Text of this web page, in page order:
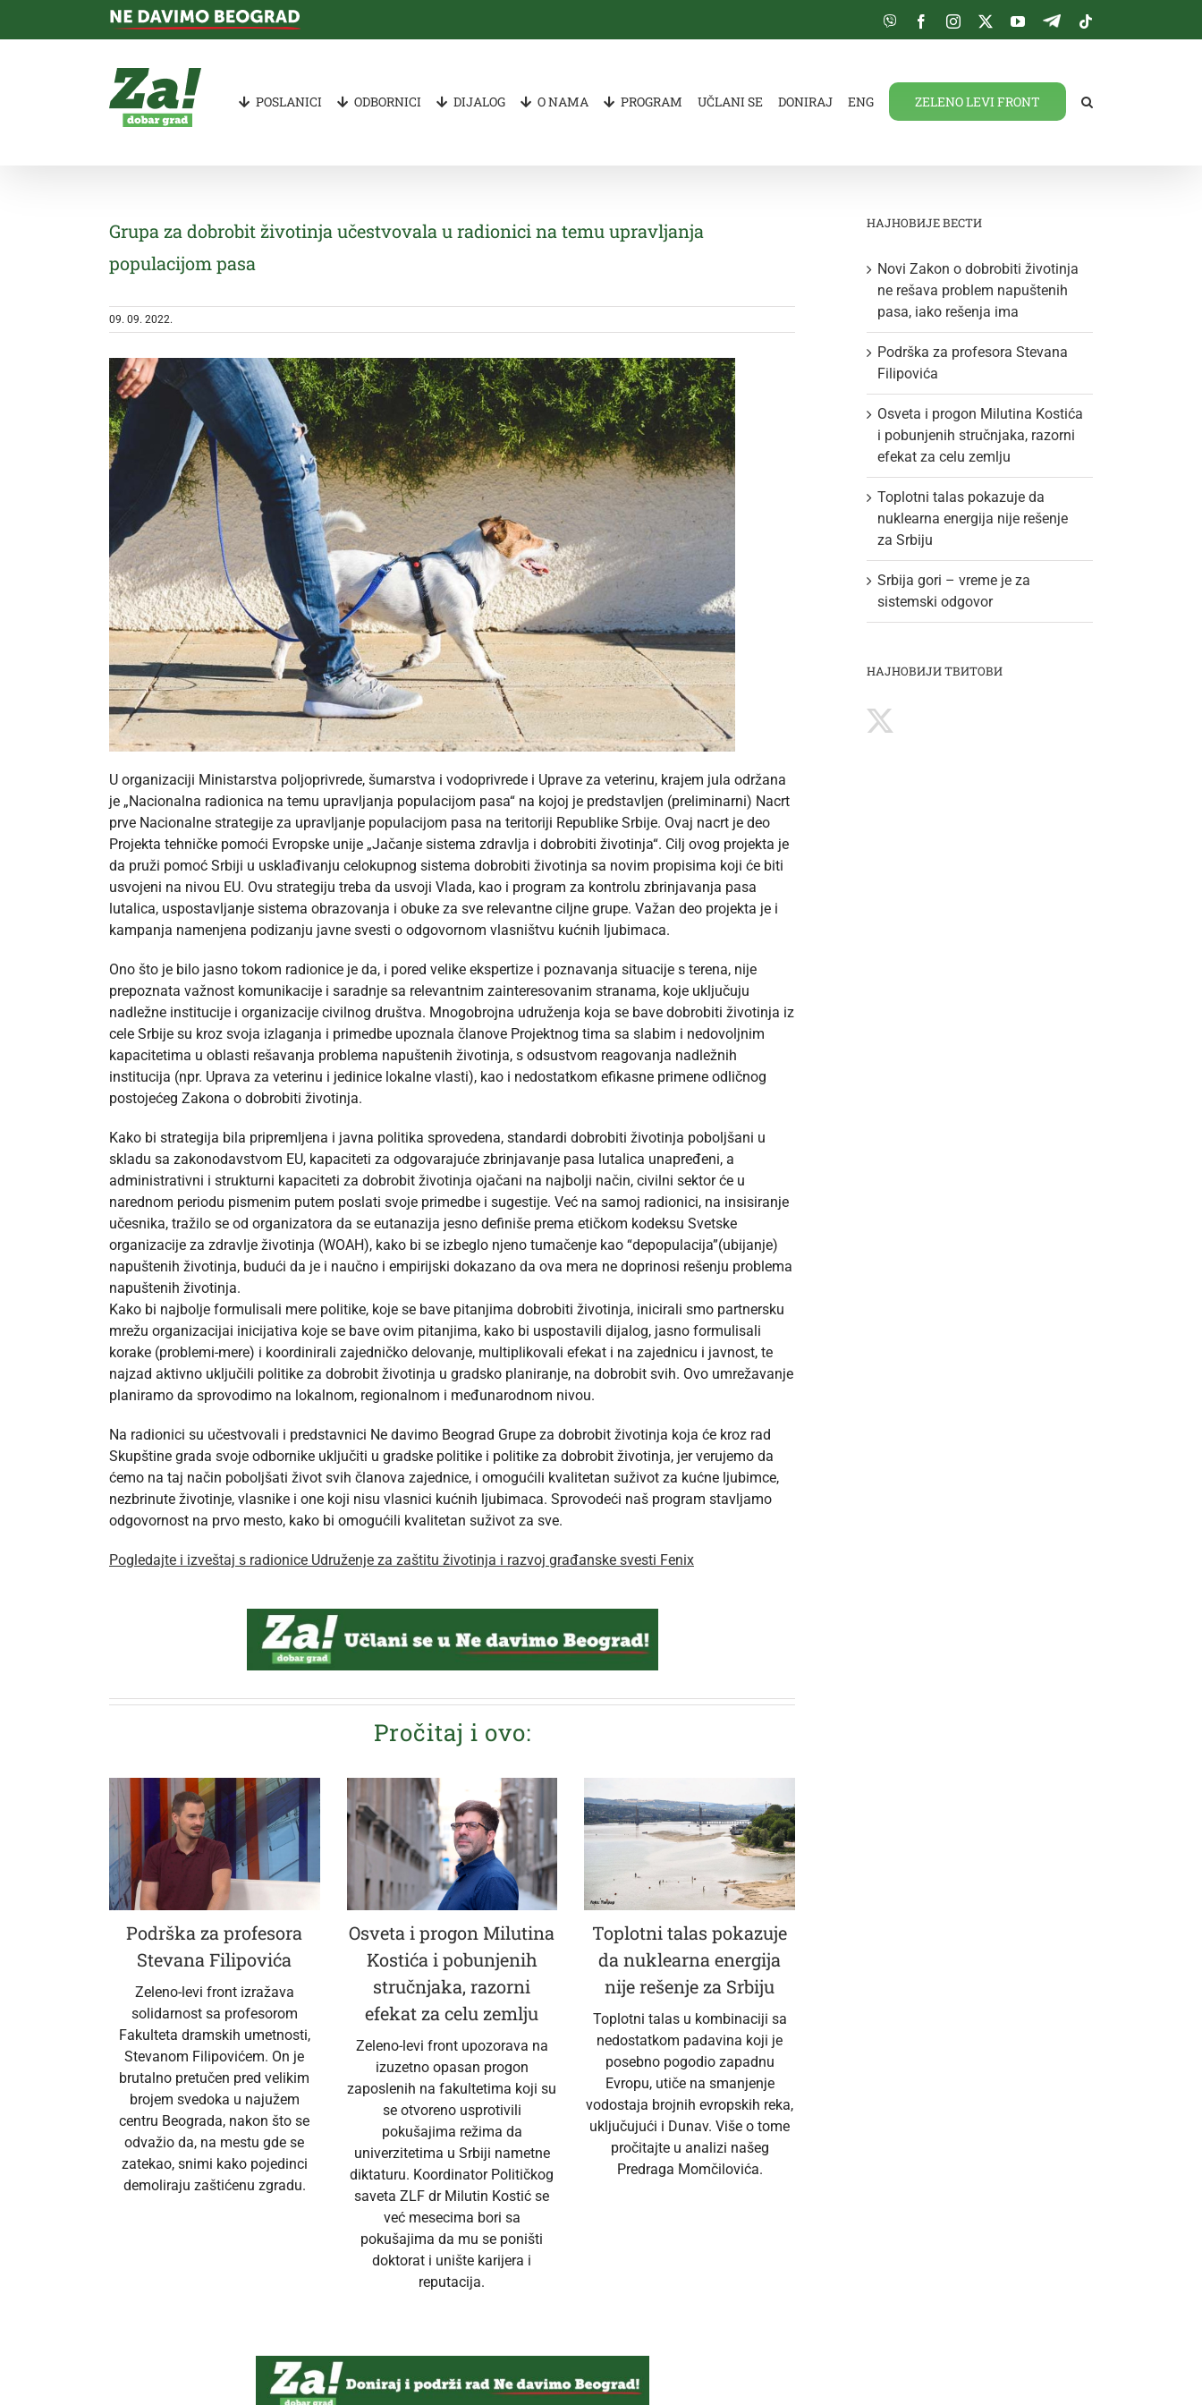
Viber FacebookInstagram
TwitterYouTube
Telegram
POSLANICI ODBORNICI DIJALOG O NAMA PROGRAM UČLANI SE DONIRAJ ENG ZELENO LEVI FRONT
Grupa za dobrobit životinja učestvovala u radionici na temu upravljanja
populacijom pasa
09. 09. 2022.
U organizaciji Ministarstva poljoprivrede, šumarstva i vodoprivrede i Uprave za veterinu, krajem jula održana
je „Nacionalna radionica na temu upravljanja populacijom pasa“ na kojoj je predstavljen (preliminarni) Nacrt
prve Nacionalne strategije za upravljanje populacijom pasa na teritoriji Republike Srbije. Ovaj nacrt je deo
Projekta tehničke pomoći Evropske unije „Jačanje sistema zdravlja i dobrobiti životinja“. Cilj ovog projekta je
da pruži pomoć Srbiji u usklađivanju celokupnog sistema dobrobiti životinja sa novim propisima koji će biti
usvojeni na nivou EU. Ovu strategiju treba da usvoji Vlada, kao i program za kontrolu zbrinjavanja pasa
lutalica, uspostavljanje sistema obrazovanja i obuke za sve relevantne ciljne grupe. Važan deo projekta je i
kampanja namenjena podizanju javne svesti o odgovornom vlasništvu kućnih ljubimaca.
Ono što je bilo jasno tokom radionice je da, i pored velike ekspertize i poznavanja situacije s terena, nije
prepoznata važnost komunikacije i saradnje sa relevantnim zainteresovanim stranama, koje uključuju
nadležne institucije i organizacije civilnog društva. Mnogobrojna udruženja koja se bave dobrobiti životinja iz
cele Srbije su kroz svoja izlaganja i primedbe upoznala članove Projektnog tima sa slabim i nedovoljnim
kapacitetima u oblasti rešavanja problema napuštenih životinja, s odsustvom reagovanja nadležnih
institucija (npr. Uprava za veterinu i jedinice lokalne vlasti), kao i nedostatkom efikasne primene odličnog
postojećeg Zakona o dobrobiti životinja.
Kako bi strategija bila pripremljena i javna politika sprovedena, standardi dobrobiti životinja poboljšani u
skladu sa zakonodavstvom EU, kapaciteti za odgovarajuće zbrinjavanje pasa lutalica unapređeni, a
administrativni i strukturni kapaciteti za dobrobit životinja ojačani na najbolji način, civilni sektor će u
narednom periodu pismenim putem poslati svoje primedbe i sugestije. Već na samoj radionici, na insisiranje
učesnika, tražilo se od organizatora da se eutanazija jesno definiše prema etičkom kodeksu Svetske
organizacije za zdravlje životinja (WOAH), kako bi se izbeglo njeno tumačenje kao “depopulacija”(ubijanje)
napuštenih životinja, budući da je i naučno i empirijski dokazano da ova mera ne doprinosi rešenju problema
napuštenih životinja.
Kako bi najbolje formulisali mere politike, koje se bave pitanjima dobrobiti životinja, inicirali smo partnersku
mrežu organizacijai inicijativa koje se bave ovim pitanjima, kako bi uspostavili dijalog, jasno formulisali
korake (problemi-mere) i koordinirali zajedničko delovanje, multiplikovali efekat i na zajednicu i javnost, te
najzad aktivno uključili politike za dobrobit životinja u gradsko planiranje, na dobrobit svih. Ovo umrežavanje
planiramo da sprovodimo na lokalnom, regionalnom i međunarodnom nivou.
Na radionici su učestvovali i predstavnici Ne davimo Beograd Grupe za dobrobit životinja koja će kroz rad
Skupštine grada svoje odbornike uključiti u gradske politike i politike za dobrobit životinja, jer verujemo da
ćemo na taj način poboljšati život svih članova zajednice, i omogućili kvalitetan suživot za kućne ljubimce,
nezbrinute životinje, vlasnike i one koji nisu vlasnici kućnih ljubimaca. Sprovodeći naš program stavljamo
odgovornost na prvo mesto, kako bi omogućili kvalitetan suživot za sve.
Pogledajte i izveštaj s radionice Udruženje za zaštitu životinja i razvoj građanske svesti Fenix
Pročitaj i ovo:
Podrška za profesora
Stevana Filipovića
Zeleno-levi front izražava
solidarnost sa profesorom
Fakulteta dramskih umetnosti,
Stevanom Filipovićem. On je
brutalno pretučen pred velikim
brojem svedoka u najužem
centru Beograda, nakon što se
odvažio da, na mestu gde se
zatekao, snimi kako pojedinci
demoliraju zaštićenu zgradu.
Osveta i progon Milutina
Kostića i pobunjenih
stručnjaka, razorni
efekat za celu zemlju
Zeleno-levi front upozorava na
izuzetno opasan progon
zaposlenih na fakultetima koji su
se otvoreno usprotivili
pokušajima režima da
univerzitetima u Srbiji nametne
diktaturu. Koordinator Političkog
saveta ZLF dr Milutin Kostić se
već mesecima bori sa
pokušajima da mu se poništi
doktorat i unište karijera i
reputacija.
Toplotni talas pokazuje
da nuklearna energija
nije rešenje za Srbiju
Toplotni talas u kombinaciji sa
nedostatkom padavina koji je
posebno pogodio zapadnu
Evropu, utiče na smanjenje
vodostaja brojnih evropskih reka,
uključujući i Dunav. Više o tome
pročitajte u analizi našeg
Predraga Momčilovića.
НАЈНОВИЈЕ ВЕСТИ
Novi Zakon o dobrobiti životinja
ne rešava problem napuštenih
pasa, iako rešenja ima
Podrška za profesora Stevana
Filipovića
Osveta i progon Milutina Kostića
i pobunjenih stručnjaka, razorni
efekat za celu zemlju
Toplotni talas pokazuje da
nuklearna energija nije rešenje
za Srbiju
Srbija gori – vreme je za
sistemski odgovor
НАЈНОВИЈИ ТВИТОВИ